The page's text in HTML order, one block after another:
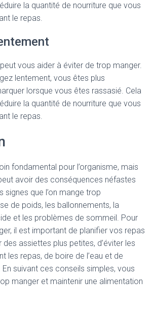
la quantité de nourriture que vous
le repas.
vous aider à éviter de trop manger.
lentement, vous êtes plus
lorsque vous êtes rassasié. Cela
la quantité de nourriture que vous
le repas.
fondamental pour l’organisme, mais
avoir des conséquences néfastes
signes que l’on mange trop
de poids, les ballonnements, la
et les problèmes de sommeil. Pour
il est important de planifier vos repas
des assiettes plus petites, d’éviter les
les repas, de boire de l’eau et de
suivant ces conseils simples, vous
manger et maintenir une alimentation